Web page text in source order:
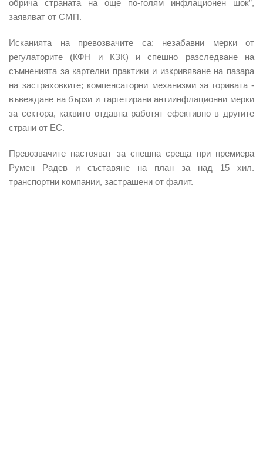
обрича страната на още по-голям инфлационен шок”,
заявяват от СМП.
Исканията на превозвачите са: незабавни мерки от
регулаторите (КФН и КЗК) и спешно разследване на
съмненията за картелни практики и изкривяване на пазара
на застраховките; компенсаторни механизми за горивата -
въвеждане на бързи и таргетирани антиинфлационни мерки
за сектора, каквито отдавна работят ефективно в другите
страни от ЕС.
Превозвачите настояват за спешна среща при премиера
Румен Радев и съставяне на план за над 15 хил.
транспортни компании, застрашени от фалит.